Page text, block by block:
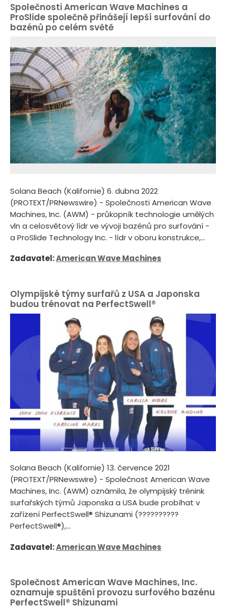
Společnosti American Wave Machines a
ProSlide společně přinášejí lepší surfování do
bazénů po celém světě
Solana Beach (Kalifornie) 6. dubna 2022
(PROTEXT/PRNewswire) - Společnosti American Wave
Machines, Inc. (AWM) - průkopník technologie umělých
vln a celosvětový lídr ve vývoji bazénů pro surfování -
a ProSlide Technology Inc. - lídr v oboru konstrukce,...
Zadavatel:American Wave Machines
Olympijské týmy surfařů z USA a Japonska
budou trénovat na PerfectSwell®
Solana Beach (Kalifornie) 13. července 2021
(PROTEXT/PRNewswire) - Společnost American Wave
Machines, Inc. (AWM) oznámila, že olympijský trénink
surfařských týmů Japonska a USA bude probíhat v
zařízení PerfectSwell® Shizunami (??????????
PerfectSwell®),...
Zadavatel:American Wave Machines
Společnost American Wave Machines, Inc.
oznamuje spuštění provozu surfového bazénu
PerfectSwell® Shizunami